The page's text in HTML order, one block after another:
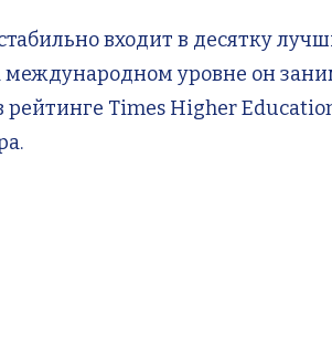
входит в десятку
уровне он
рейтинге Times Higher